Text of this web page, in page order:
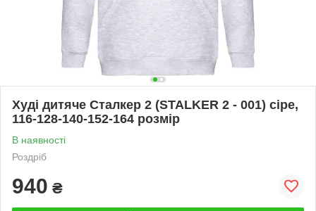
Худі дитяче Сталкер 2 (STALKER 2 - 001) сіре,
116-128-140-152-164 розмір
В наявності
Роздріб
940 ₴